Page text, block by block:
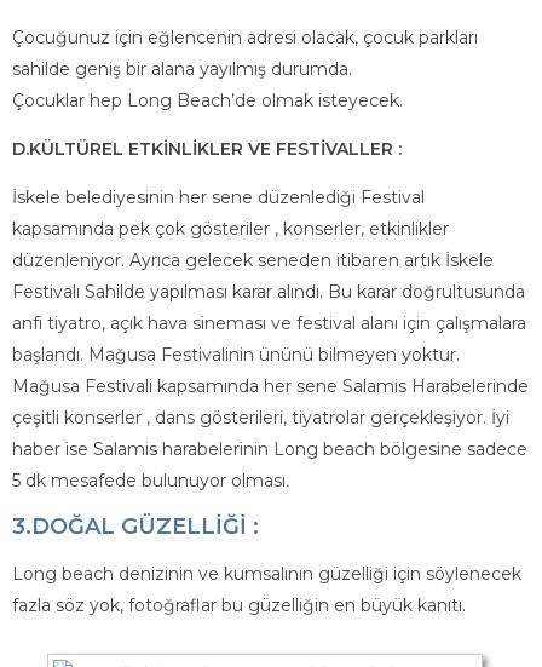
Çocuğunuz için eğlencenin adresi olacak, çocuk parkları
sahilde geniş bir alana yayılmış durumda.
Çocuklar hep Long Beach’de olmak isteyecek.
D.KÜLTÜREL ETKİNLİKLER VE FESTİVALLER :
İskele belediyesinin her sene düzenlediği Festival
kapsamında pek çok gösteriler , konserler, etkinlikler
düzenleniyor. Ayrıca gelecek seneden itibaren artık İskele
Festivalı Sahilde yapılması karar alındı. Bu karar doğrultusunda
anfi tiyatro, açık hava sineması ve festival alanı için çalışmalara
başlandı. Mağusa Festivalinin ününü bilmeyen yoktur.
Mağusa Festivali kapsamında her sene Salamis Harabelerinde
çeşitli konserler , dans gösterileri, tiyatrolar gerçekleşiyor. İyi
haber ise Salamis harabelerinin Long beach bölgesine sadece
5 dk mesafede bulunuyor olması.
3.DOĞAL GÜZELLİĞİ :
Long beach denizinin ve kumsalının güzelliği için söylenecek
fazla söz yok, fotoğraflar bu güzelliğin en büyük kanıtı.